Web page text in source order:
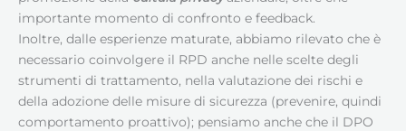
importante momento di confronto e feedback.
Inoltre, dalle esperienze maturate, abbiamo rilevato che è
necessario coinvolgere il RPD anche nelle scelte degli
strumenti di trattamento, nella valutazione dei rischi e
della adozione delle misure di sicurezza (prevenire, quindi
comportamento proattivo); pensiamo anche che il DPO